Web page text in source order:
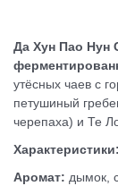
Да Хун Пао Нун
утёсных чаев с
петушиный
черепаха) и Те
Характеристики:
Аромат: дымок,